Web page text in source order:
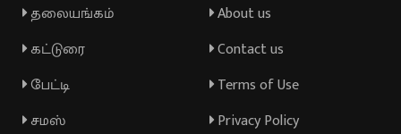
தலையங்கம்
கட்டுரை
பேட்டி
சமஸ்
About us
Contact us
Terms of Use
Privacy Policy